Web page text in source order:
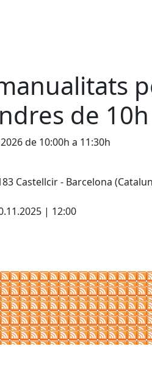
de
de 10:00h a 11:30h
Castellcir - Barcelona
| 12:00